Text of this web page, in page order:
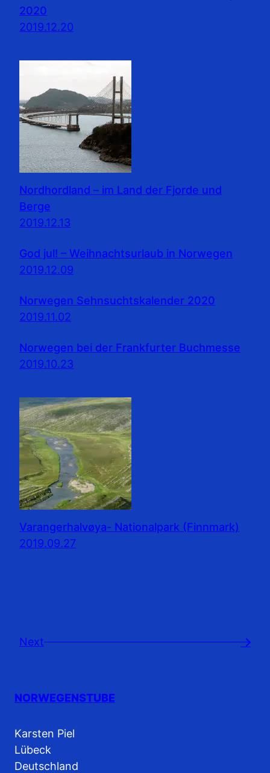
2020
2019.12.20
Nordhordland – im Land der Fjorde und
Berge
2019.12.13
God jul! – Weihnachtsurlaub in Norwegen
2019.12.09
Norwegen Sehnsuchtskalender 2020
2019.11.02
Norwegen bei der Frankfurter Buchmesse
2019.10.23
Varangerhalvøya- Nationalpark (Finnmark)
2019.09.27
Next →
NORWEGENSTUBE
Karsten Piel
Lübeck
Deutschland